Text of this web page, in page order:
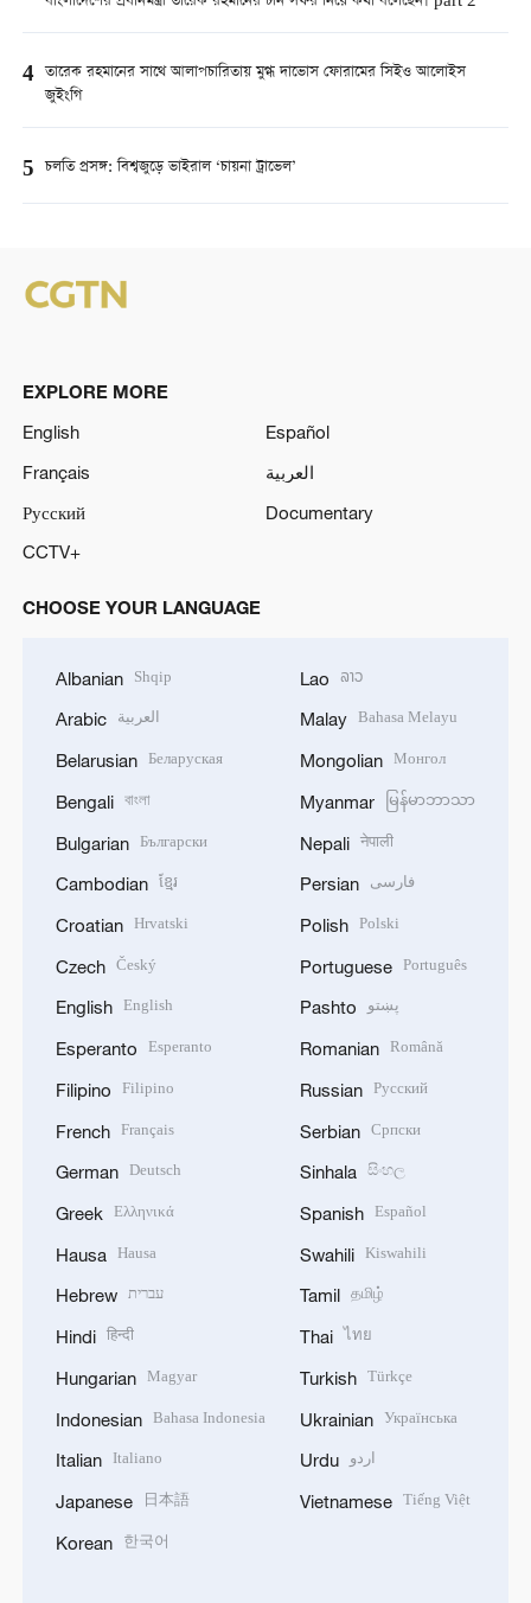
4 তারেক রহমানের সাথে আলাপচারিতায় মুগ্ধ দাভোস ফোরামের সিইও আলোইস
জুইংগি
5 চলতি প্রসঙ্গ: বিশ্বজুড়ে ভাইরাল ‘চায়না ট্রাভেল’
EXPLORE MORE
English
Español
Français
العربية
Русский
Documentary
CCTV+
CHOOSE YOUR LANGUAGE
Albanian Shqip
Arabic العربية
Belarusian Беларуская
Bengali বাংলা
Bulgarian Български
Cambodian ខ្មែរ
Croatian Hrvatski
Czech Český
English English
Esperanto Esperanto
Filipino Filipino
French Français
German Deutsch
Greek Ελληνικά
Hausa Hausa
Hebrew עברית
Hindi हिन्दी
Hungarian Magyar
Indonesian Bahasa Indonesia
Italian Italiano
Japanese 日本語
Korean 한국어
Lao ລາວ
Malay Bahasa Melayu
Mongolian Монгол
Myanmar မြန်မာဘာသာ
Nepali नेपाली
Persian فارسی
Polish Polski
Portuguese Português
Pashto پښتو
Romanian Română
Russian Русский
Serbian Српски
Sinhala සිංහල
Spanish Español
Swahili Kiswahili
Tamil தமிழ்
Thai ไทย
Turkish Türkçe
Ukrainian Українська
Urdu اردو
Vietnamese Tiếng Việt